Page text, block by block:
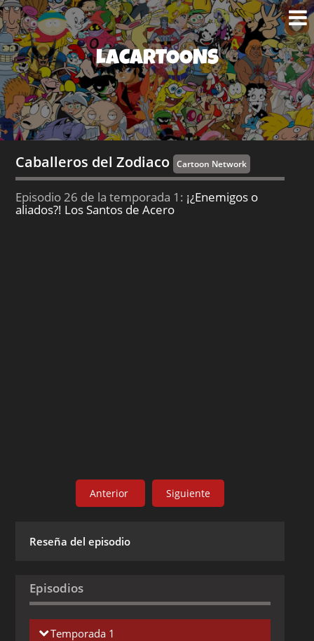
LACARTOONS
Caballeros del Zodiaco Cartoon Network
Episodio 26 de la temporada 1: ¡¿Enemigos o
aliados?! Los Santos de Acero
Anterior Siguiente
Reseña del episodio
Episodios
Temporada 1